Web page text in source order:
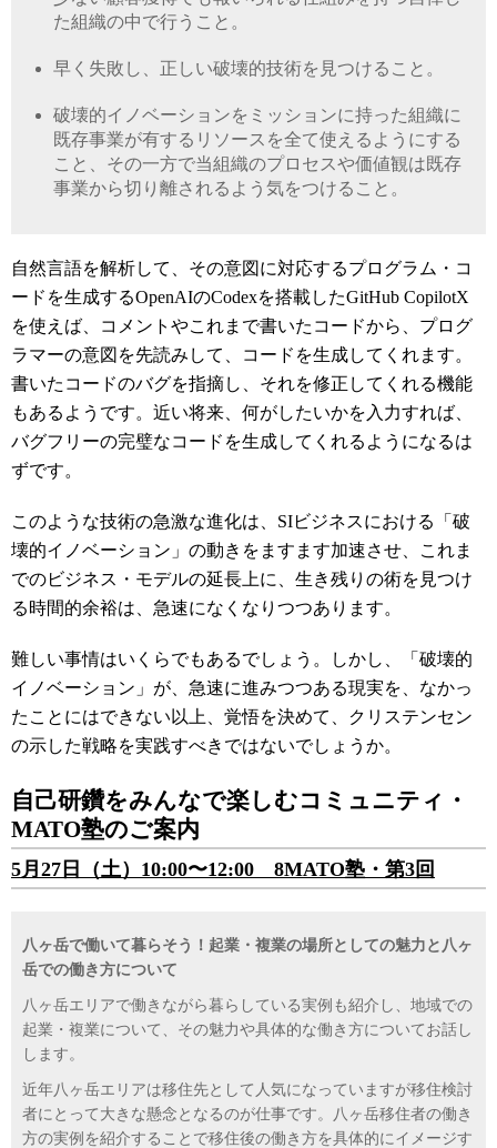
た組織の中で行うこと。
早く失敗し、正しい破壊的技術を見つけること。
破壊的イノベーションをミッションに持った組織に
既存事業が有するリソースを全て使えるようにする
こと、その一方で当組織のプロセスや価値観は既存
事業から切り離されるよう気をつけること。
自然言語を解析して、その意図に対応するプログラム・コ
ードを生成するOpenAIのCodexを搭載したGitHub CopilotX
を使えば、コメントやこれまで書いたコードから、プログ
ラマーの意図を先読みして、コードを生成してくれます。
書いたコードのバグを指摘し、それを修正してくれる機能
もあるようです。近い将来、何がしたいかを入力すれば、
バグフリーの完璧なコードを生成してくれるようになるは
ずです。
このような技術の急激な進化は、 SIビジネスにおける「破
壊的イノベーション」の動きをますます加速させ、これま
でのビジネス・モデルの延長上に、生き残りの術を見つけ
る時間的余裕は、急速になくなりつつあります。
難しい事情はいくらでもあるでしょう。しかし、「破壊的
イノベーション」が、急速に進みつつある現実を、なかっ
たことにはできない以上、覚悟を決めて、クリステンセン
の示した戦略を実践すべきではないでしょうか。
自己研鑽をみんなで楽しむコミュニティ・
MATO塾のご案内
5月 27 日（土） 10:00〜12:00 8MATO塾・第3回
八ヶ岳で働いて暮らそう！起業・複業の場所としての魅力と八ヶ
岳での働き方について
八ヶ岳エリアで働きながら暮らしている実例も紹介し、地域での
起業・複業について、その魅力や具体的な働き方についてお話し
します。
近年八ヶ岳エリアは移住先として人気になっていますが移住検討
者にとって大きな懸念となるのが仕事です。八ヶ岳移住者の働き
方の実例を紹介することで移住後の働き方を具体的にイメージす